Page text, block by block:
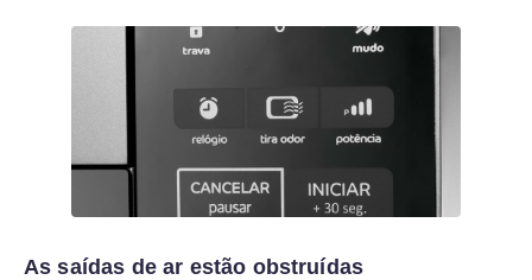
As saídas de ar estão obstruídas